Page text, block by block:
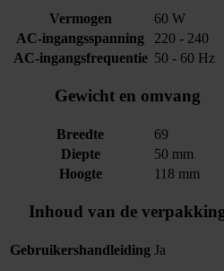
Vermogen
60 W
AC-ingangsspanning
220 - 240
AC-ingangsfrequentie 50 - 60 Hz
Gewicht en omvang
Breedte
69
Diepte
50 mm
Hoogte
118 mm
Inhoud van de
Gebruikershandleiding Ja